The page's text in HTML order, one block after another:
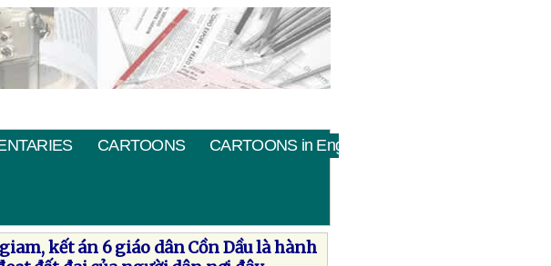
CARTOONS CARTOONS in English
kết án 6 giáo dân Cồn Dầu là hành